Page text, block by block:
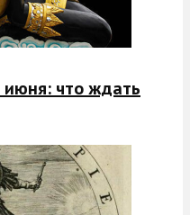
что ждать